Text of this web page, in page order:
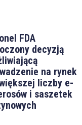
FDA
decyzją
na rynek
liczby e-
i saszetek